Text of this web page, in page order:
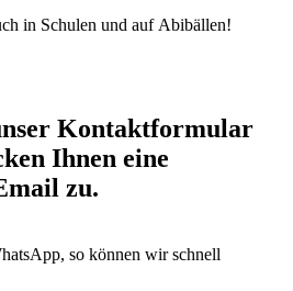
in Schulen und auf Abibällen!
Kontaktformular
Ihnen eine
zu.
so können wir schnell